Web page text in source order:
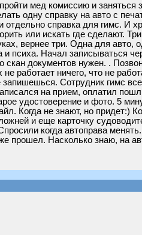
мед комиссию и заняться
одну справку на авто с
отдельно справка для гимс. И
или искать где сделают.
вернее три. Одна для авто,
и психа. Начал записываться
скан документов нужен. .
работает ничего, что не
запишешься. Сотрудник гимс
на прием, оплатил
удостоверение и фото. 5
Когда не знают, но придет:)
и еще карточку
когда автоправа
прошел. Насколько знаю, на